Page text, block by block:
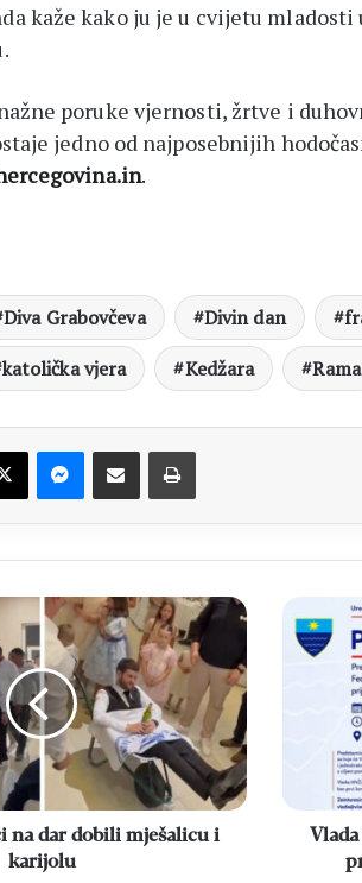
kaže kako ju je u cvijetu
poruke vjernosti, žrtve i
jedno od najposebnijih
.
Diva Grabovčeva Divin dan
katolička vjera
Kedžara Rama
X MessengerDijeli putem Emaila Printaj
na dar dobili mješalicu i
karijolu
HNŽ-
kreditnih
linija